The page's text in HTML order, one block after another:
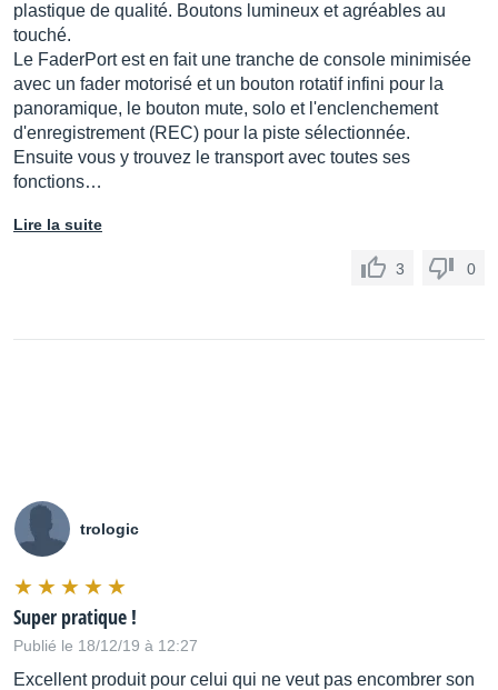
plastique de qualité. Boutons lumineux et agréables au
touché.
Le FaderPort est en fait une tranche de console minimisée
avec un fader motorisé et un bouton rotatif infini pour la
panoramique, le bouton mute, solo et l'enclenchement
d'enregistrement (REC) pour la piste sélectionnée.
Ensuite vous y trouvez le transport avec toutes ses
fonctions…
Lire la suite
3 0
trologic
Super pratique !
Publié le 18/12/19 à 12:27
Excellent produit pour celui qui ne veut pas encombrer son